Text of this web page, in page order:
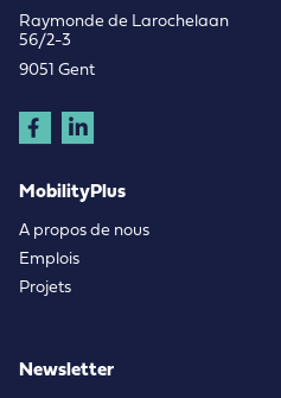
Raymonde de Larochelaan
56/2-3
9051 Gent
MobilityPlus
A propos de nous
Emplois
Projets
Newsletter